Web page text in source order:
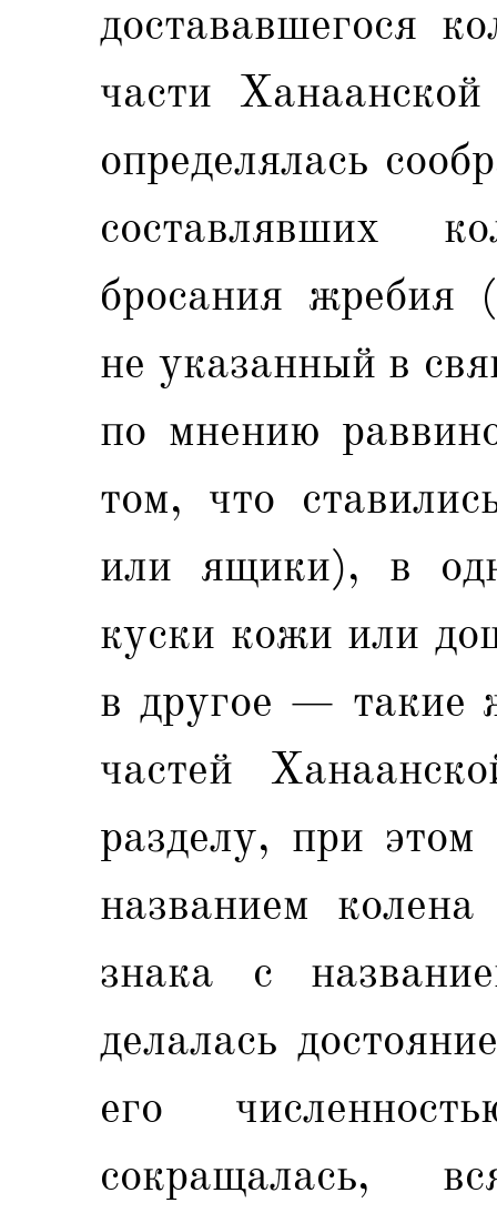
достававшегося
части
определялась
составлявших
бросания
не указанный в
по мнению
том, что
или ящики), в
куски кожи или
в другое — такие
частей
разделу, при
названием колена
знака с
делалась
его
сокращалась,